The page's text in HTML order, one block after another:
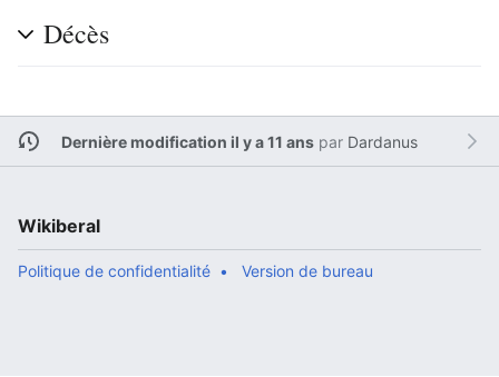
Décès
Dernière modification il y a 11 anspar Dardanus
Wikiberal
Politique de confidentialité Version de bureau